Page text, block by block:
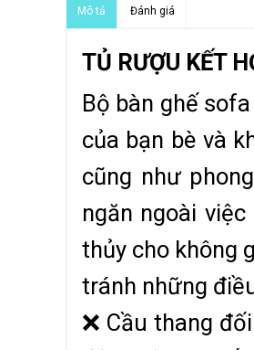
Mô tả Đánh giá
TỦ RƯỢU KẾT
Bộ bàn ghế
của bạn bè và
cũng như
ngăn ngoài
thủy cho không
tránh những
❌ Cầu thang